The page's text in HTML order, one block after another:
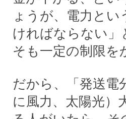
ょうが、電力と
ければならない」
そも一定の制限
だから、「発送電
に風力、太陽光）